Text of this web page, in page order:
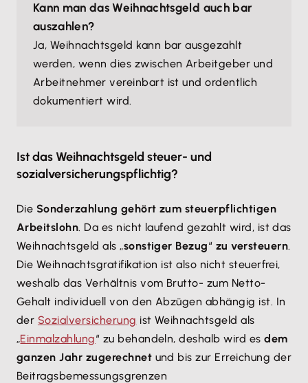
Kann man das Weihnachtsgeld auch bar
auszahlen?
Ja, Weihnachtsgeld kann bar ausgezahlt
werden, wenn dies zwischen Arbeitgeber und
Arbeitnehmer vereinbart ist und ordentlich
dokumentiert wird.
Ist das Weihnachtsgeld steuer- und
sozialversicherungspflichtig?
Die Sonderzahlung gehört zum steuerpflichtigen
Arbeitslohn. Da es nicht laufend gezahlt wird, ist das
Weihnachtsgeld als „sonstiger Bezug“ zu versteuern.
Die Weihnachtsgratifikation ist also nicht steuerfrei,
weshalb das Verhältnis vom Brutto- zum Netto-
Gehalt individuell von den Abzügen abhängig ist. In
der Sozialversicherung ist Weihnachtsgeld als
„Einmalzahlung“ zu behandeln, deshalb wird esdem
ganzen Jahr zugerechnet und bis zur Erreichung der
Beitragsbemessungsgrenzen